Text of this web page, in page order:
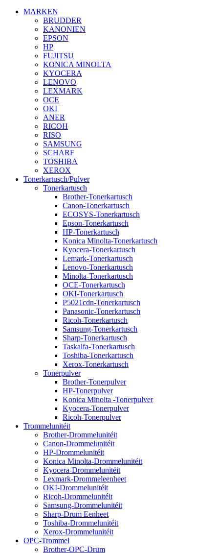
MARKEN
BRUDDER
KANONIEN
EPSON
HP
FUJITSU
KONICA MINOLTA
KYOCERA
LENOVO
LEXMARK
OCE
OKI
ANER
RICOH
RISO
SAMSUNG
SCHARF
TOSHIBA
XEROX
Tonerkartusch/Pulver
Tonerkartusch
Brother-Tonerkartusch
Canon-Tonerkartusch
ECOSYS-Tonerkartusch
Epson-Tonerkartusch
HP-Tonerkartusch
Konica Minolta-Tonerkartusch
Kyocera-Tonerkartusch
Lemark-Tonerkartusch
Lenovo-Tonerkartusch
Minolta-Tonerkartusch
OCE-Tonerkartusch
OKI-Tonerkartusch
P5021cdn-Tonerkartusch
Panasonic-Tonerkartusch
Ricoh-Tonerkartusch
Samsung-Tonerkartusch
Sharp-Tonerkartusch
Taskalfa-Tonerkartusch
Toshiba-Tonerkartusch
Xerox-Tonerkartusch
Tonerpulver
Brother-Tonerpulver
HP-Tonerpulver
Konica Minolta -Tonerpulver
Kyocera-Tonerpulver
Ricoh-Tonerpulver
Trommelunitéit
Brother-Drommelunitéit
Canon-Drommelunitéit
HP-Drommelunitéit
Konica Minolta-Drommelunitéit
Kyocera-Drommelunitéit
Lexmark-Drommeleenheet
OKI-Drommelunitéit
Ricoh-Drommelunitéit
Samsung-Drommelunitéit
Sharp-Drum Eenheet
Toshiba-Drommelunitéit
Xerox-Drommelunitéit
OPC-Trommel
Brother-OPC-Drum